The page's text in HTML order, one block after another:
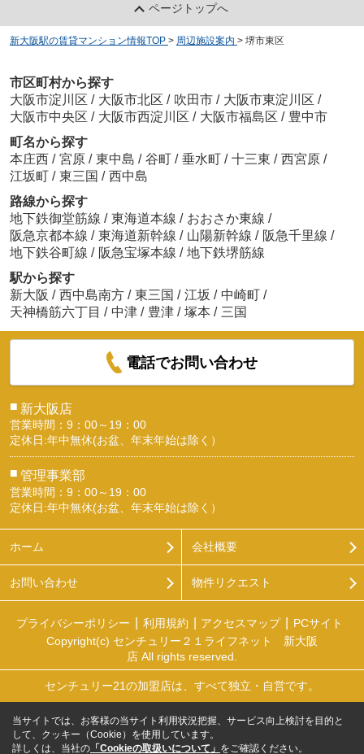
ページトップへ
新大阪駅の賃貸マンション情報TOP > 周辺施設案内 > 堺市東区
市区町村から探す
大阪市淀川区 / 大阪市北区 / 吹田市 / 大阪市東淀川区 /
大阪市中央区 / 大阪市西淀川区 / 大阪市福島区 / 豊中市
町名から探す
本庄西 / 宮原 / 東中島 / 谷町 / 垂水町 / 十三東 / 西宮原 /
江坂町 / 東三国 / 西中島
路線から探す
地下鉄御堂筋線 / 東海道本線 / おおさか東線 /
阪急京都本線 / 東海道新幹線 / 山陽新幹線 / 阪急千里線 /
地下鉄谷町線 / 阪急宝塚本線 / 地下鉄堺筋線
駅から探す
新大阪 / 西中島南方 / 東三国 / 江坂 / 中崎町 /
天神橋筋六丁目 / 中津 / 豊津 / 塚本 / 三国
電話でお問い合わせ
■ 新大阪店
営業時間：9：00～19：00
定休日:年中無休(お盆、年末年始は除く）
■ 管理事業部
営業時間：9：00～19：00
定休日:年中無休(お盆、年末年始は除く）
ホーム 会社概要
お問い合わせ 物件リクエスト
プライバシーポリシー 利用規約 アクセスマップ
PCサイト
Copyright(c) センチュリー２１ライフネット 新大阪
店 All rights reserved.
センチュリー21の加盟店は、すべて独立・自営です。
当サイトでは、お客様の当サイト利用状況把握、サービス向上検討を目的と
して、クッキー（Cookie）を使用しています。
詳しくは、当社の 「Cookieの取扱いについて」 をご確認ください。